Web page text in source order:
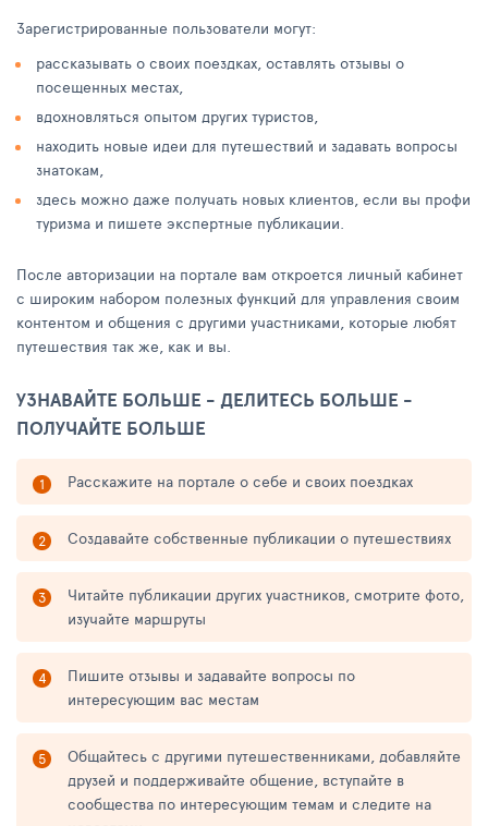
Зарегистрированные пользователи могут:
рассказывать о своих поездках, оставлять отзывы о
посещенных местах,
вдохновляться опытом других туристов,
находить новые идеи для путешествий и задавать вопросы
знатокам,
здесь можно даже получать новых клиентов, если вы профи
туризма и пишете экспертные публикации.
После авторизации на портале вам откроется личный кабинет
с широким набором полезных функций для управления своим
контентом и общения с другими участниками, которые любят
путешествия так же, как и вы.
УЗНАВАЙТЕ БОЛЬШЕ - ДЕЛИТЕСЬ БОЛЬШЕ -
ПОЛУЧАЙТЕ БОЛЬШЕ
Расскажите на портале о себе и своих поездках
Создавайте собственные публикации о путешествиях
Читайте публикации других участников, смотрите фото,
изучайте маршруты
Пишите отзывы и задавайте вопросы по
интересующим вас местам
Общайтесь с другими путешественниками, добавляйте
друзей и поддерживайте общение, вступайте в
сообщества по интересующим темам и следите на